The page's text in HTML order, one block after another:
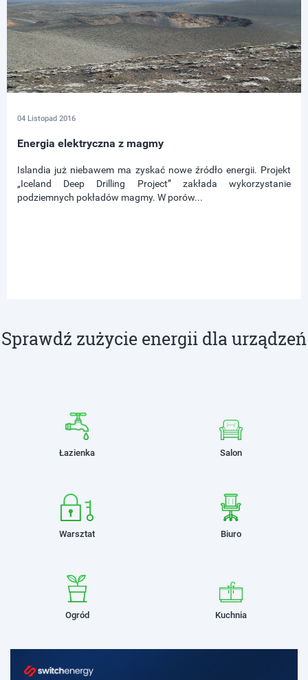
04 Listopad 2016
Energia elektryczna z magmy
Islandia już niebawem ma zyskać nowe źródło energii. Projekt
„Iceland Deep Drilling Project” zakłada wykorzystanie
podziemnych pokładów magmy. W porów...
Sprawdź zużycie energii dla urządzeń
Łazienka Salon
Warsztat Biuro
Ogród Kuchnia